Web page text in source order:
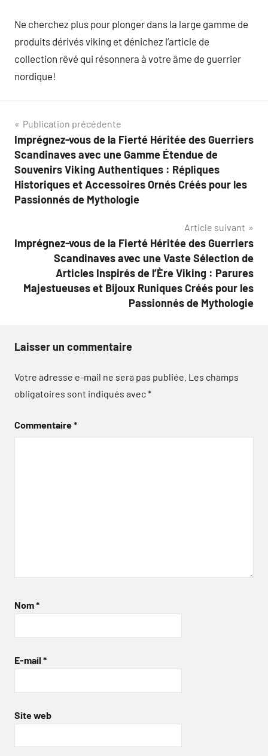
Ne cherchez plus pour plonger dans la large gamme de
produits dérivés viking et dénichez l’article de
collection rêvé qui résonnera à votre âme de guerrier
nordique!
Navigation
de
l’article
Publication précédente
Imprégnez-vous de la Fierté Héritée des Guerriers
Scandinaves avec une Gamme Étendue de
Souvenirs Viking Authentiques : Répliques
Historiques et Accessoires Ornés Créés pour les
Passionnés de Mythologie
Article suivant
Imprégnez-vous de la Fierté Héritée des Guerriers
Scandinaves avec une Vaste Sélection de
Articles Inspirés de l’Ère Viking : Parures
Majestueuses et Bijoux Runiques Créés pour les
Passionnés de Mythologie
Laisser un commentaire
Votre adresse e-mail ne sera pas publiée. Les champs
obligatoires sont indiqués avec*
Commentaire*
Nom*
E-mail *
Site web